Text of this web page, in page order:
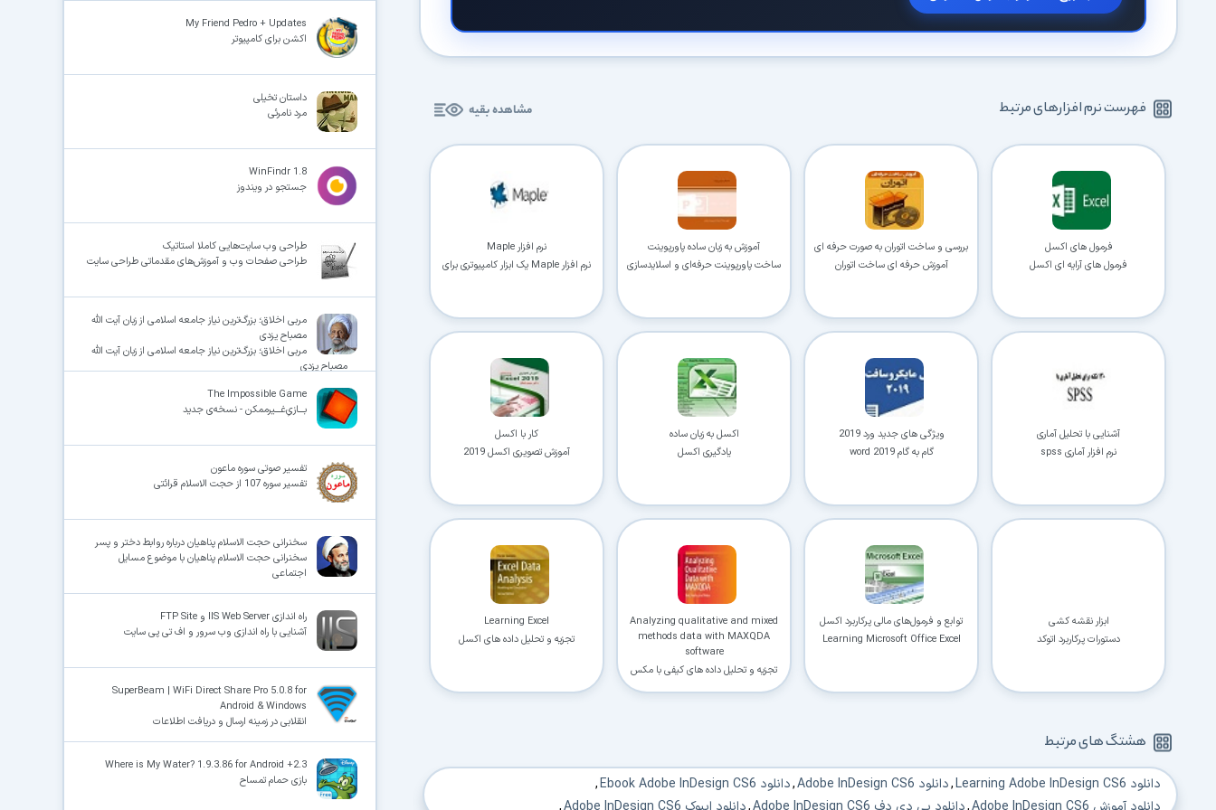
فهرست نرم افزارهای مرتبط مشاهده بقیه
فرمول های اکسل
فرمول های آرایه ای اکسل
بررسی و ساخت اتوران به صورت حرفه ای
آموزش حرفه ای ساخت اتوران
آموزش به زبان ساده پاورپوینت
ساخت پاورپوینت حرفه‌ای و اسلایدسازی
نرم افزار Maple
نرم افزار Maple یک ابزار کامپیوتری برای
آشنایی با تحلیل آماری
نرم افزار آماری spss
ویژگی های جدید ورد 2019
گام به گام word 2019
اکسل به زبان ساده
یادگیری اکسل
کار با اکسل
آموزش تصویری اکسل 2019
ابزار نقشه کشی
دستورات پرکاربرد اتوکد
توابع و فرمول‌های مالی پرکاربرد اکسل
Learning Microsoft Office Excel
Analyzing qualitative and mixed
methods data with MAXQDA
software
تجزیه و تحلیل داده های کیفی با مکس
Learning Excel
تجزیه و تحلیل داده های اکسل
هشتگ های مرتبط
دانلود Learning Adobe InDesign CS6 ,دانلود Adobe InDesign CS6 ,دانلود Ebook Adobe InDesign CS6
,
My Friend Pedro + Updates
اکشن برای کامپیوتر
داستان تخیلی
مرد نامرئی
WinFindr 1.8
جستجو در ویندوز
طراحی وب سایت‌هایی کاملا استاتیک
طراحی صفحات وب و آموزش‌های مقدماتی طراحی سایت
مربی اخلاق؛ بزرگ‌ترین نیاز جامعه اسلامی از زبان آیت الله
مصباح یزدی
مربی اخلاق؛ بزرگ‌ترین نیاز جامعه اسلامی از زبان آیت الله
مصباح یزدی
The Impossible Game
بـــازیِ‌غـــیرممکن - نسخه‌ی جدید
تفسیر صوتی سوره ماعون
تفسیر سوره 107 از حجت الاسلام قرائتی
سخنرانی حجت الاسلام پناهیان درباره روابط دختر و پسر
سخنرانی حجت الاسلام پناهیان با موضوع مسایل
اجتماعی
راه اندازی IIS Web Server و FTP Site
آشنایی با راه اندازی وب سرور و اف تی پی سایت
SuperBeam | WiFi Direct Share Pro 5.0.8 for
Android & Windows
انقلابی در زمینه ارسال و دریافت اطلاعات
Where is My Water? 1.9.3.86 for Android +2.3
بازی حمام تمساح